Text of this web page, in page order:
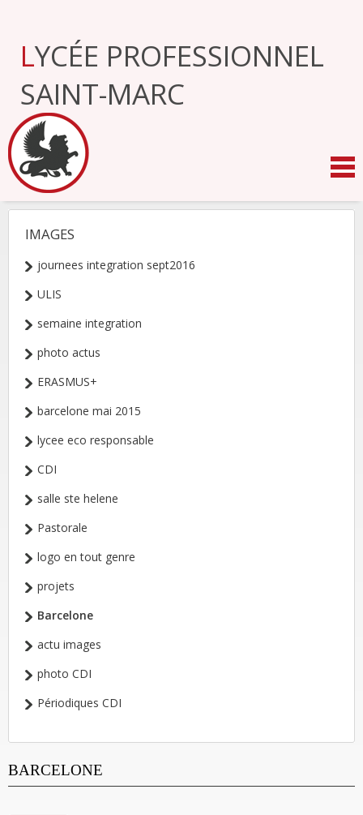
navigation
LYCÉE PROFESSIONNEL
SAINT-MARC
NAVIGATION
IMAGES
journees integration sept2016
ULIS
semaine integration
photo actus
ERASMUS+
barcelone mai 2015
lycee eco responsable
CDI
salle ste helene
Pastorale
logo en tout genre
projets
Barcelone
actu images
photo CDI
Périodiques CDI
BARCELONE